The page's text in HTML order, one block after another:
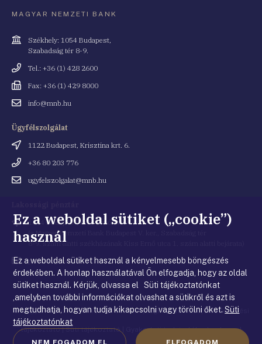
MAGYAR NEMZETI BANK
Cím
Székhely: 1054 Budapest,
Szabadság tér 8-9.
Telefonszám
Tel.: +36 (1) 428 2600
Fax
Fax: +36 (1) 429 8000
Emailinfo@mnb.hu
Ügyfélszolgálat
Cím
1122 Budapest, Krisztina krt. 6.
Telefonszám
+36 80 203 776
Emailugyfelszolgalat@mnb.hu
Cím 1054 Budapest, Kiss Ernő utca 1.
(a Magyar Nemzeti Bank Budapest V. ker., Szabadság tér
8-9. szám alatti székházának Kiss Ernő utca 1. szám alatti bejárata)
Email
cím
penztar@mnb.hu
© Magyar Nemzeti Bank |Impresszum|Jogi nyilatkozat|Adatkezelési
tájékoztató|Süti tájékoztató| Gyakorlati tudnivalók a honlappal
Ez a weboldal sütiket („cookie”)
használ
Ez a weboldal sütiket használ a kényelmesebb böngészés
érdekében. A honlap használatával Ön elfogadja, hogy az oldal
sütiket használ. Kérjük, olvassa el Süti tájékoztatónkat
,amelyben további információkat olvashat a sütikről és azt is
megtudhatja, hogyan tudja kikapcsolni vagy törölni őket.Süti
tájékoztatónkat
NEM FOGADOM EL ELFOGADOM